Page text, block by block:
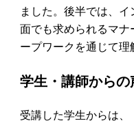
ました。後半では、
面でも求められるマ
ープワークを通じて理
学生・講師からの
受講した学生からは、